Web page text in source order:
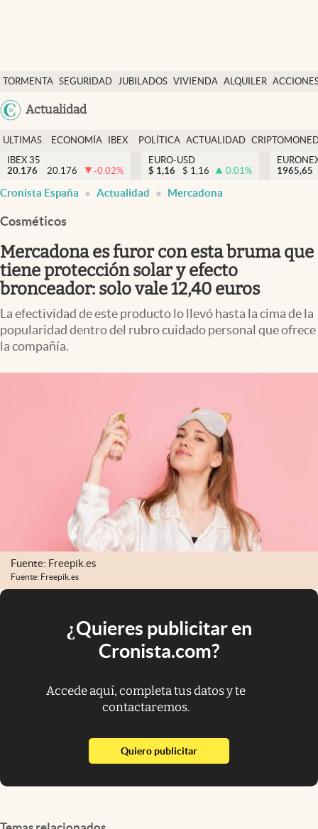
TORMENTA SEGURIDAD JUBILADOS VIVIENDA ALQUILER
USA
Actualidad
Economía y finanzas
Política
Actualidad
Criptomonedas
España
ULTIMAS
NOTICIAS
ECONOMÍA
FINANZAS
IBEX
EURO
POLÍTICA ACTUALIDAD
IBEX 35
20.176
20.176 -0.02%
EURO-USD
$ 1,16 $ 1,16 0.01%
1965,65
Cronista España Actualidad Mercadona
Cosméticos
Mercadona es furor con esta bruma que
tiene protección solar y efecto
bronceador: solo vale 12,40 euros
La efectividad de este producto lo llevó hasta la cima de la
popularidad dentro del rubro cuidado personal que ofrece
la compañía.
Fuente: Freepik.es
Fuente: Freepik.es
¿Quieres publicitar en
Cronista.com?
Accede aquí, completa tus datos y te
contactaremos.
Quiero publicitarabre en nueva pestaña